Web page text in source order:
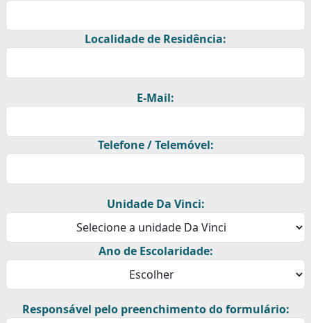
Localidade de Residência:
E-Mail:
Telefone / Telemóvel:
Unidade Da Vinci:
Ano de Escolaridade:
Responsável pelo preenchimento do formulário: